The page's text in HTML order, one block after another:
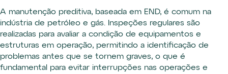
A manutenção preditiva, baseada em END, é comum na
indústria de petróleo e gás. Inspeções regulares são
realizadas para avaliar a condição de equipamentos e
estruturas em operação, permitindo a identificação de
problemas antes que se tornem graves, o que é
fundamental para evitar interrupções nas operações e